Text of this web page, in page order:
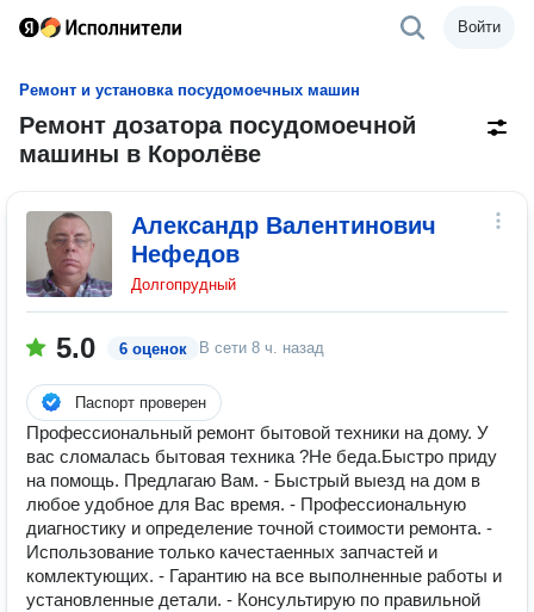
Войти
Ремонт и установка посудомоечных машин
Ремонт дозатора посудомоечной
машины в Королёве
Александр Валентинович
Нефедов
Долгопрудный
5.0 6 оценок В сети 8 ч. назад
Паспорт проверен
Профессиональный ремонт бытовой техники на дому. У
вас сломалась бытовая техника ?Не беда.Быстро приду
на помощь. Предлагаю Вам. - Быстрый выезд на дом в
любое удобное для Вас время. - Профессиональную
диагностику и определение точной стоимости ремонта. -
Использование только качестаенных запчастей и
комлектующих. - Гарантию на все выполненные работы и
установленные детали. - Консультирую по правильной